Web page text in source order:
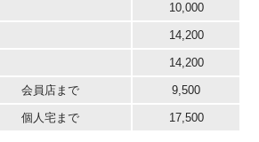
10,000
14,200
14,200
会員店まで 9,500
個人宅まで 17,500